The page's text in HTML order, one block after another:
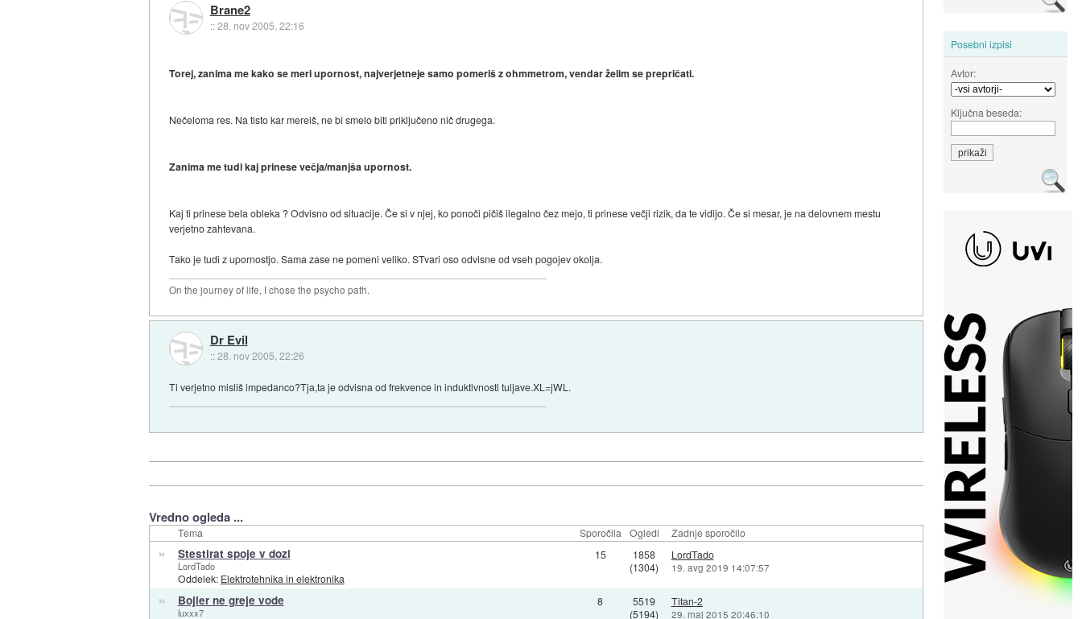
Posebni izpisi
Avtor:
Ključna beseda:
Brane2
::28. nov 2005, 22:16
Torej, zanima me kako se meri upornost, najverjetneje samo pomeriš z ohmmetrom, vendar želim se prepričati.
Nečeloma res. Na tisto kar mereiš, ne bi smelo biti priključeno nič drugega.
Zanima me tudi kaj prinese večja/manjša upornost.
Kaj ti prinese bela obleka ? Odvisno od situacije. Če si v njej, ko ponoči pičiš ilegalno čez mejo, ti prinese večji rizik, da te vidijo. Če si mesar, je na delovnem mestu
verjetno zahtevana.
Tako je tudi z upornostjo. Sama zase ne pomeni veliko. STvari oso odvisne od vseh pogojev okolja.
On the journey of life, I chose the psycho path.
Dr Evil
::28. nov 2005, 22:26
Ti verjetno misliš impedanco?Tja,ta je odvisna od frekvence in induktivnosti tuljave.XL=jWL.
Vredno ogleda ...
Tema Sporočila Ogledi Zadnje sporočilo
» Stestirat spoje v dozi
LordTado
Oddelek: Elektrotehnika in elektronika
15
1858
(1304)
LordTado
19. avg 2019 14:07:57
» Bojler ne greje vode
luxxx7
8
5519
(5194)
Titan-2
29. maj 2015 20:46:10